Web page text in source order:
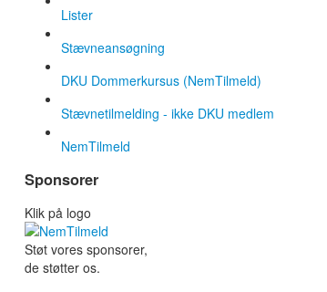
Lister
Stævneansøgning
DKU Dommerkursus (NemTilmeld)
Stævnetilmelding - ikke DKU medlem
NemTilmeld
Sponsorer
Klik på logo
Støt vores sponsorer,
de støtter os.